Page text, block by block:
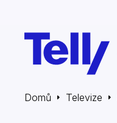
Domů Televize